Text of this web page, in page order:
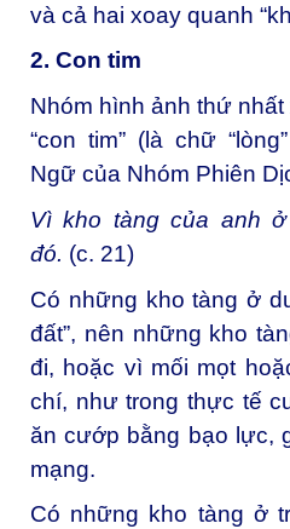
và cả hai xoay quanh
2. Con tim
Nhóm hình ảnh thứ
“con tim” (là chữ
Ngữ của Nhóm Phiên
Vì kho tàng của anh
đó. (c. 21)
Có những kho tàng ở
đất”, nên những kho
đi, hoặc vì mối mọt
chí, như trong thực tế
ăn cướp bằng bạo lực,
mạng.
Có những kho tàng ở